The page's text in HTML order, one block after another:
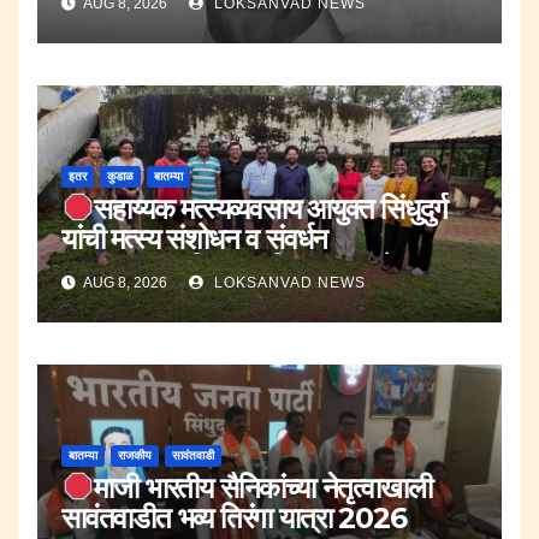
AUG 8, 2026 LOKSANVAD NEWS
इतर कुडाळ बातम्या
सहाय्यक मत्स्यव्यवसाय आयुक्त सिंधुदुर्ग
यांची मत्स्य संशोधन व संवर्धन
प्रकल्प,उद्यानविद्या महाविद्यालय मुळदेला
सहकाऱ्यांसह भेट.
AUG 8, 2026 LOKSANVAD NEWS
बातम्या राजकीय सावंतवाडी
माजी भारतीय सैनिकांच्या नेतृत्वाखाली
सावंतवाडीत भव्य तिरंगा यात्रा 2026